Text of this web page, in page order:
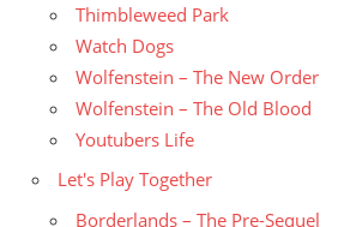
Thimbleweed Park
Watch Dogs
Wolfenstein – The New Order
Wolfenstein – The Old Blood
Youtubers Life
Let's Play Together
Borderlands – The Pre-Sequel